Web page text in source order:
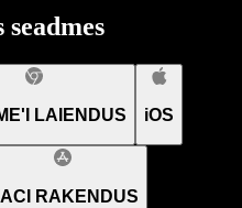
seadmes
LAIENDUS iOS
RAKENDUS